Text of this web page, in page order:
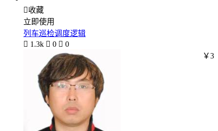
收藏
立即使用
列车巡检调度逻辑
 1.3k  0  0
￥3